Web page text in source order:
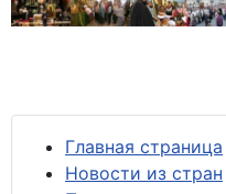
Главная страница
Новости из стран